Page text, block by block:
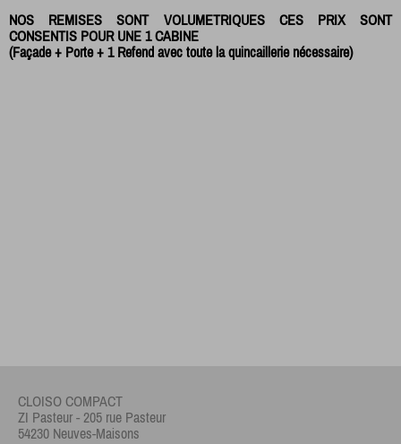
NOS REMISES SONT VOLUMETRIQUES CES PRIX SONT
CONSENTIS POUR UNE 1 CABINE
(Façade + Porte + 1 Refend avec toute la quincaillerie nécessaire)
CLOISO COMPACT
ZI Pasteur - 205 rue Pasteur
54230 Neuves-Maisons